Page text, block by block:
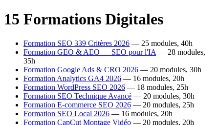
15 Formations Digitales
Formation SEO 339 Critères 2026 — 25 modules, 40h
Formation GEO & AEO — SEO pour l'IA — 28 modules,
35h
Formation Google Ads & CRO 2026 — 20 modules, 30h
Formation Analytics GA4 2026 — 16 modules, 20h
Formation WordPress SEO 2026 — 18 modules, 25h
Formation SEO Technique Avancé — 20 modules, 30h
Formation E-commerce SEO 2026 — 20 modules, 25h
Formation SEO Local 2026 — 16 modules, 20h
Formation CapCut Montage Vidéo — 20 modules, 20h